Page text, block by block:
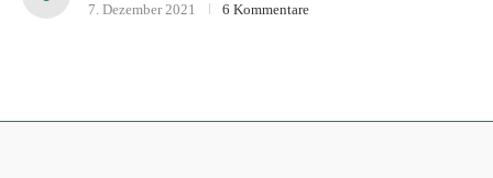
7. Dezember 2021
6 Kommentare